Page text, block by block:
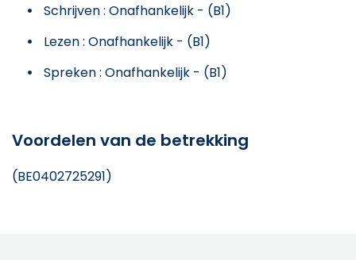
Schrijven : Onafhankelijk - (B1)
Lezen : Onafhankelijk - (B1)
Spreken : Onafhankelijk - (B1)
Voordelen van de betrekking
(BE0402725291)